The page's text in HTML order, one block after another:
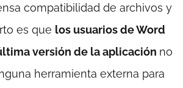
compatibilidad de archivos y
es que los usuarios de Word
versión de la aplicación no
herramienta externa para